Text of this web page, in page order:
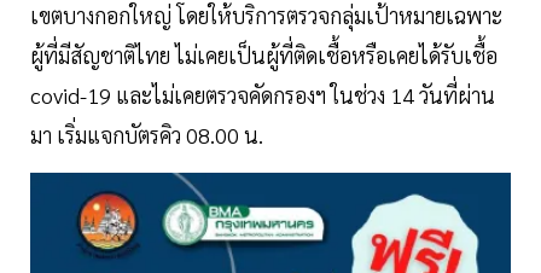
เขตบางกอกใหญ่ โดยให้บริการตรวจกลุ่มเป้าหมายเฉพาะ
ผู้ที่มีสัญชาติไทย ไม่เคยเป็นผู้ที่ติดเชื้อหรือเคยได้รับเชื้อ
covid-19 และไม่เคยตรวจคัดกรองฯ ในช่วง 14 วันที่ผ่าน
มา เริ่มแจกบัตรคิว 08.00 น.